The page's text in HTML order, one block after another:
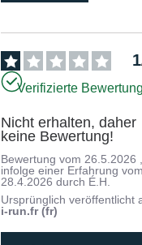
1
Verifizierte
Nicht erhalten, daher
keine Bewertung!
Bewertung vom26.5.2026
infolge einer Erfahrung
28.4.2026 durch É.H.
Ursprünglich veröffentlicht
i-run.fr (fr)